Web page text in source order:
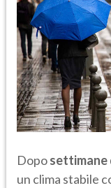
Doposettimane
un clima stabile